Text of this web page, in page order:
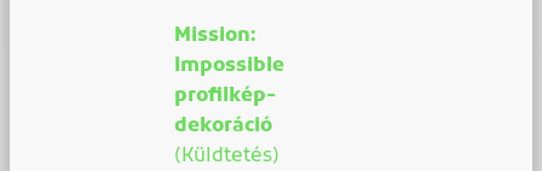
Mission:
Impossible
profilkép-
dekoráció
(Küldtetés)